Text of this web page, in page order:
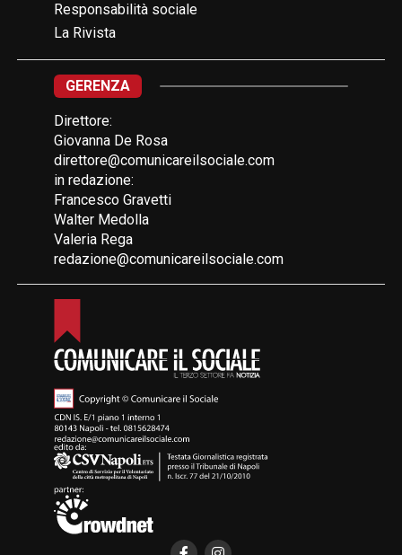
Responsabilità sociale
La Rivista
GERENZA
Direttore:
Giovanna De Rosa
direttore@comunicareilsociale.com
in redazione:
Francesco Gravetti
Walter Medolla
Valeria Rega
redazione@comunicareilsociale.com